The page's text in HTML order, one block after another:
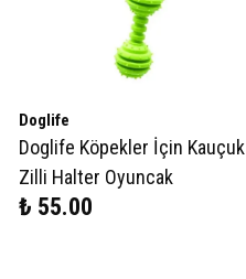
Doglife
Doglife Köpekler İçin Kauçuk
Zilli Halter Oyuncak
₺ 55.00